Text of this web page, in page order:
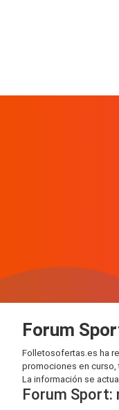
Forum
Folletosofertas.es ha
promociones en
La información se
Forum Sport: